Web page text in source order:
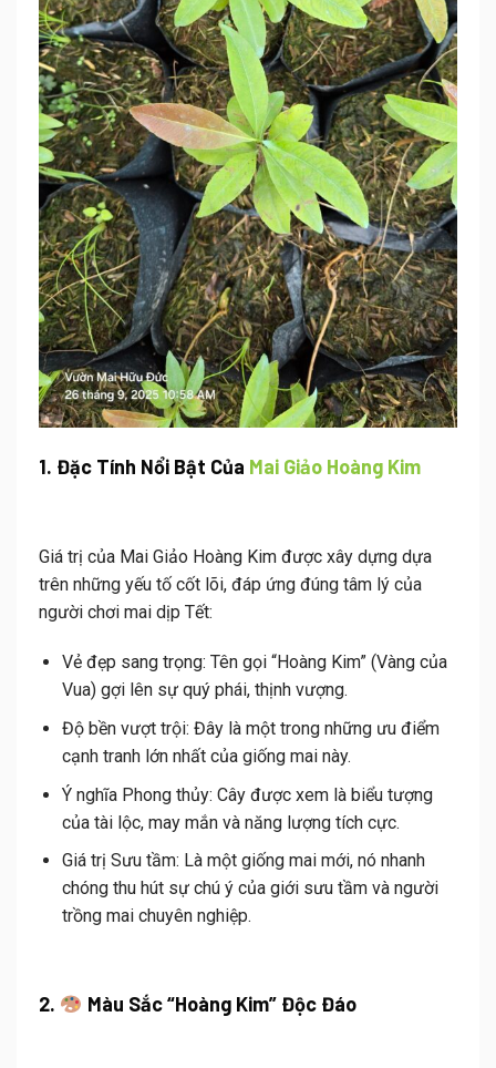
1. Đặc Tính Nổi Bật Của Mai Giảo Hoàng Kim
Giá trị của Mai Giảo Hoàng Kim được xây dựng dựa
trên những yếu tố cốt lõi, đáp ứng đúng tâm lý của
người chơi mai dịp Tết:
Vẻ đẹp sang trọng: Tên gọi “Hoàng Kim” (Vàng của
Vua) gợi lên sự quý phái, thịnh vượng.
Độ bền vượt trội: Đây là một trong những ưu điểm
cạnh tranh lớn nhất của giống mai này.
Ý nghĩa Phong thủy: Cây được xem là biểu tượng
của tài lộc, may mắn và năng lượng tích cực.
Giá trị Sưu tầm: Là một giống mai mới, nó nhanh
chóng thu hút sự chú ý của giới sưu tầm và người
trồng mai chuyên nghiệp.
2. Màu Sắc “Hoàng Kim” Độc Đáo